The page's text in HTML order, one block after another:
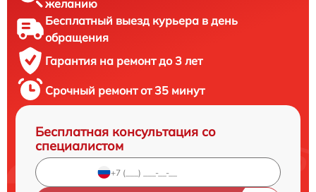
желанию
Бесплатный выезд курьера в день
обращения
Гарантия на ремонт до 3 лет
Срочный ремонт от 35 минут
Бесплатная консультация со
специалистом